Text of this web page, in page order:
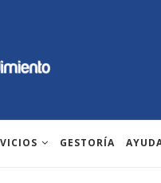
GESTORÍA